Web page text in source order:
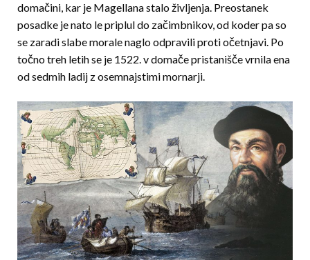
domačini, kar je Magellana stalo življenja. Preostanek
posadke je nato le priplul do začimbnikov, od koder pa so
se zaradi slabe morale naglo odpravili proti očetnjavi. Po
točno treh letih se je 1522. v domače pristanišče vrnila ena
od sedmih ladij z osemnajstimi mornarji.